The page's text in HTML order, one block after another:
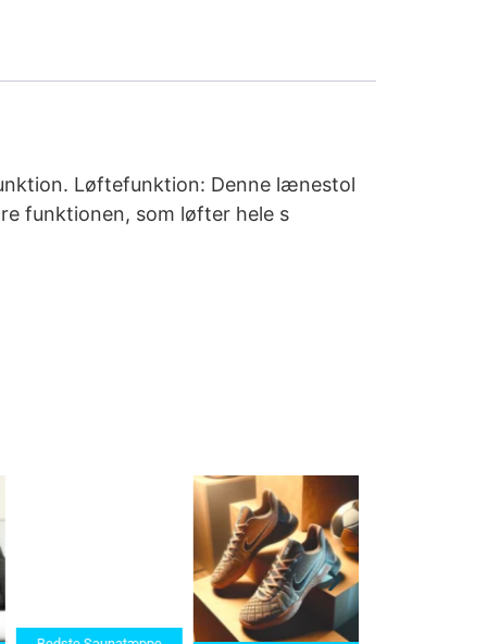
Løftefunktion: Denne lænestol
funktionen, som løfter hele s